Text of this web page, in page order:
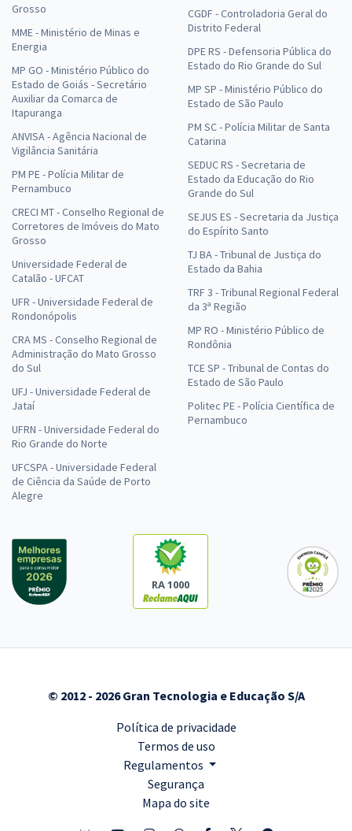
Grosso
MME - Ministério de Minas e
Energia
MP GO - Ministério Público do
Estado de Goiás - Secretário
Auxiliar da Comarca de
Itapuranga
ANVISA - Agência Nacional de
Vigilância Sanitária
PM PE - Polícia Militar de
Pernambuco
CRECI MT - Conselho Regional de
Corretores de Imóveis do Mato
Grosso
Universidade Federal de
Catalão - UFCAT
UFR - Universidade Federal de
Rondonópolis
CRA MS - Conselho Regional de
Administração do Mato Grosso
do Sul
UFJ - Universidade Federal de
Jataí
UFRN - Universidade Federal do
Rio Grande do Norte
UFCSPA - Universidade Federal
de Ciência da Saúde de Porto
Alegre
CGDF - Controladoria Geral do
Distrito Federal
DPE RS - Defensoria Pública do
Estado do Rio Grande do Sul
MP SP - Ministério Público do
Estado de São Paulo
PM SC - Polícia Militar de Santa
Catarina
SEDUC RS - Secretaria de
Estado da Educação do Rio
Grande do Sul
SEJUS ES - Secretaria da Justiça
do Espírito Santo
TJ BA - Tribunal de Justiça do
Estado da Bahia
TRF 3 - Tribunal Regional Federal
da 3ª Região
MP RO - Ministério Público de
Rondônia
TCE SP - Tribunal de Contas do
Estado de São Paulo
Politec PE - Polícia Científica de
Pernambuco
RA 1000
© 2012 - 2026 Gran Tecnologia e Educação S/A
Política de privacidade
Termos de uso
Regulamentos
Segurança
Mapa do site